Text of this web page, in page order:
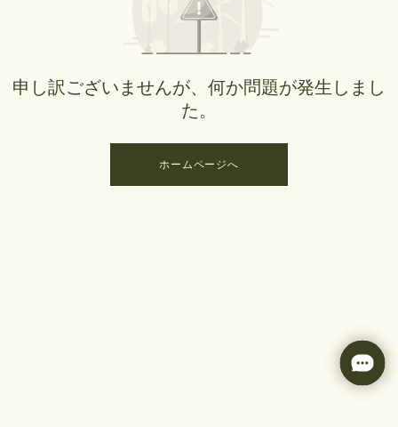
申し訳ございませんが、何か問題が発生しまし
た。
ホームページへ